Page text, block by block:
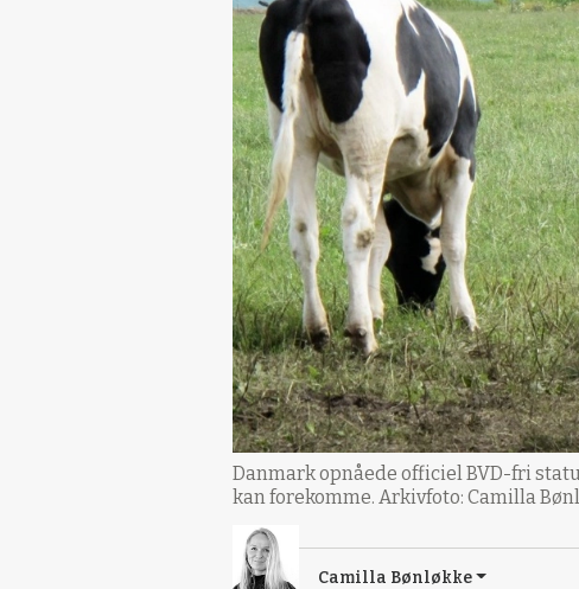
Danmark opnåede officiel BVD-fri
kan forekomme. Arkivfoto: Camilla
Camilla Bønløkke